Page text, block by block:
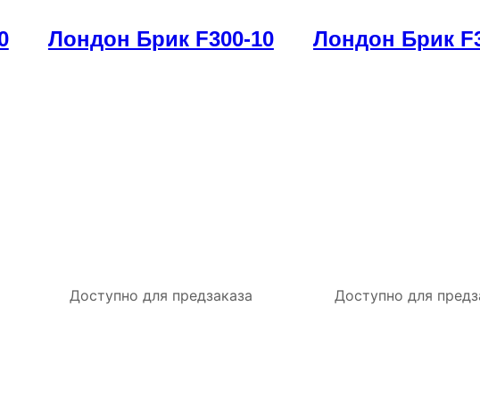
Лондон Брик F300-10
Доступно для предзаказа
Лондон Брик
Доступно для